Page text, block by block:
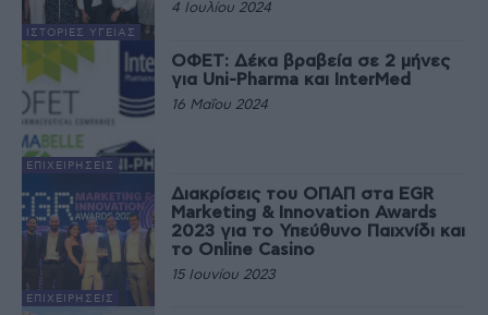
ΙΣΤΟΡΊΕΣ ΥΓΕΊΑΣ
4 Ιουλίου 2024
ΕΠΙΧΕΙΡΉΣΕΙΣ
ΟΦΕΤ: Δέκα βραβεία σε 2 μήνες
για Uni-Pharma και InterMed
16 Μαΐου 2024
ΕΠΙΧΕΙΡΉΣΕΙΣ
Διακρίσεις του ΟΠΑΠ στα EGR
Marketing & Innovation Awards
2023 για το Υπεύθυνο Παιχνίδι και
το Online Casino
15 Ιουνίου 2023